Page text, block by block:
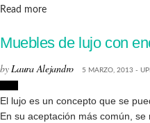
Read moreDetails
Muebles de lujo con
byLaura Alejandro 5 MARZO, 2013 -
El lujo es un concepto que se
En su aceptación más común, se